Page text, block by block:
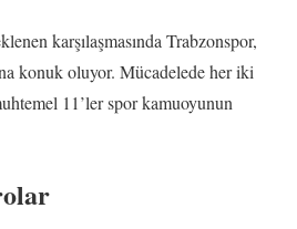
karşılaşmasında Trabzonspor,
konuk oluyor. Mücadelede her iki
11’ler spor kamuoyunun